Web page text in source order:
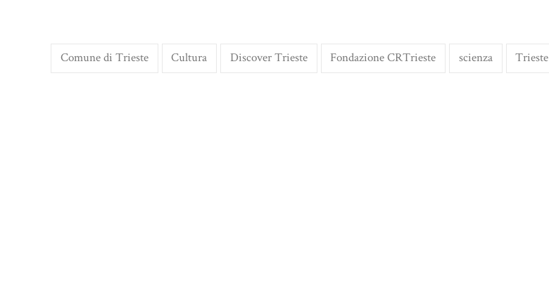
Comune di Trieste Cultura Discover Trieste Fondazione CRTrieste scienza Trieste